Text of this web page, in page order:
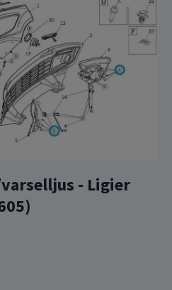
- Ligier